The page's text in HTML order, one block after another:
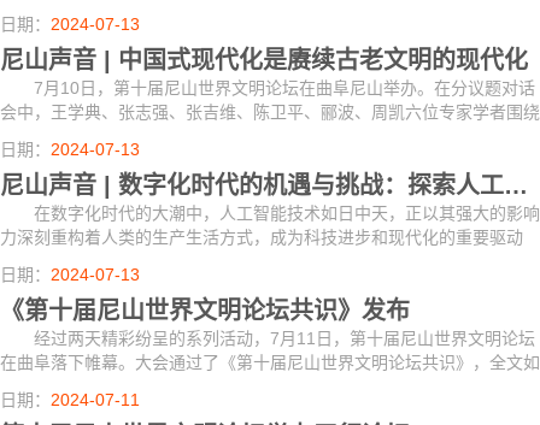
题，交流思想，融通智慧，进一步聚焦和深化了本届尼山世界文明论坛
“传统文化与...
日期： 2024-07-13
尼山声音 | 中国式现代化是赓续古老文明的现代化
7月10日，第十届尼山世界文明论坛在曲阜尼山举办。在分议题对话
会中，王学典、张志强、张吉维、陈卫平、郦波、周凯六位专家学者围绕
“文明·文化·现代化”主题，展开深入交流研讨。
日期： 2024-07-13
尼山声音 | 数字化时代的机遇与挑战：探索人工智能的伦理、应用与未来发展
在数字化时代的大潮中，人工智能技术如日中天，正以其强大的影响
力深刻重构着人类的生产生活方式，成为科技进步和现代化的重要驱动
力。7月10日，第十届尼山世界文明论坛的分议题对话会“人工智能与人
类文明”吸引...
日期： 2024-07-13
《第十届尼山世界文明论坛共识》发布
经过两天精彩纷呈的系列活动，7月11日，第十届尼山世界文明论坛
在曲阜落下帷幕。大会通过了《第十届尼山世界文明论坛共识》，全文如
下：
日期： 2024-07-11